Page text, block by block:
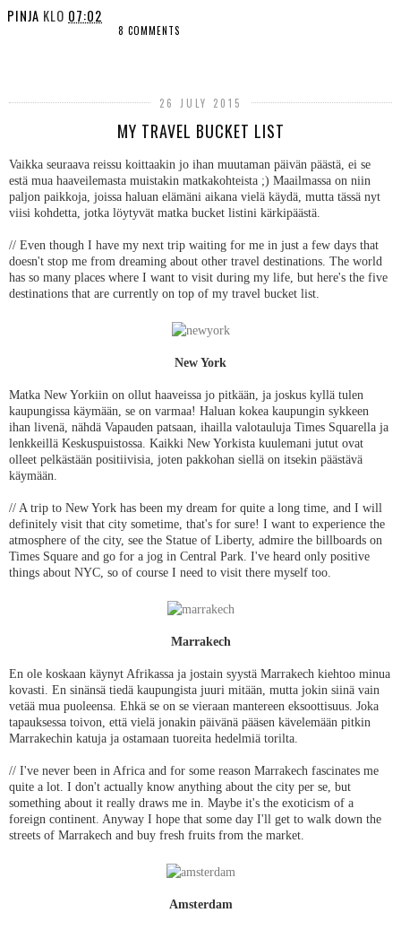
PINJA KLO 07:02
8 COMMENTS
26 JULY 2015
MY TRAVEL BUCKET LIST
Vaikka seuraava reissu koittaakin jo ihan muutaman päivän päästä, ei se
estä mua haaveilemasta muistakin matkakohteista ;) Maailmassa on niin
paljon paikkoja, joissa haluan elämäni aikana vielä käydä, mutta tässä nyt
viisi kohdetta, jotka löytyvät matka bucket listini kärkipäästä.
// Even though I have my next trip waiting for me in just a few days that
doesn't stop me from dreaming about other travel destinations. The world
has so many places where I want to visit during my life, but here's the five
destinations that are currently on top of my travel bucket list.
New York
Matka New Yorkiin on ollut haaveissa jo pitkään, ja joskus kyllä tulen
kaupungissa käymään, se on varmaa! Haluan kokea kaupungin sykkeen
ihan livenä, nähdä Vapauden patsaan, ihailla valotauluja Times Squarella ja
lenkkeillä Keskuspuistossa. Kaikki New Yorkista kuulemani jutut ovat
olleet pelkästään positiivisia, joten pakkohan siellä on itsekin päästävä
käymään.
// A trip to New York has been my dream for quite a long time, and I will
definitely visit that city sometime, that's for sure! I want to experience the
atmosphere of the city, see the Statue of Liberty, admire the billboards on
Times Square and go for a jog in Central Park. I've heard only positive
things about NYC, so of course I need to visit there myself too.
Marrakech
En ole koskaan käynyt Afrikassa ja jostain syystä Marrakech kiehtoo minua
kovasti. En sinänsä tiedä kaupungista juuri mitään, mutta jokin siinä vain
vetää mua puoleensa. Ehkä se on se vieraan mantereen eksoottisuus. Joka
tapauksessa toivon, että vielä jonakin päivänä pääsen kävelemään pitkin
Marrakechin katuja ja ostamaan tuoreita hedelmiä torilta.
// I've never been in Africa and for some reason Marrakech fascinates me
quite a lot. I don't actually know anything about the city per se, but
something about it really draws me in. Maybe it's the exoticism of a
foreign continent. Anyway I hope that some day I'll get to walk down the
streets of Marrakech and buy fresh fruits from the market.
Amsterdam